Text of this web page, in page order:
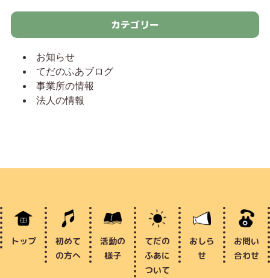
カテゴリー
お知らせ
てだのふあブログ
事業所の情報
法人の情報
トップ
初めて
の方へ
活動の
様子
てだの
ふあに
ついて
おしら
せ
お問い
合わせ